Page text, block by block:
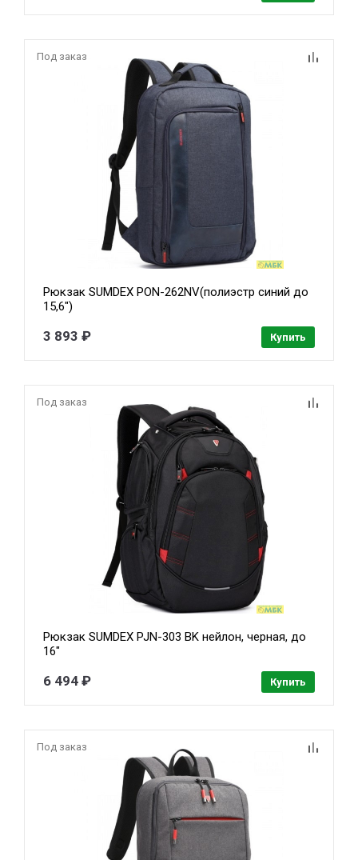
Под заказ
Рюкзак SUMDEX PON-262NV(полиэстр синий до
15,6")
3 893 ₽ Купить
Под заказ
Рюкзак SUMDEX PJN-303 BK нейлон, черная, до
16"
6 494 ₽ Купить
Под заказ